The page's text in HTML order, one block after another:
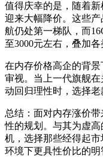
值得庆幸的是，随着
迎来大幅降价。这些
航仍处第一梯队，而
至3000元左右，叠加
在内存价格高企的背
审视。当上一代旗舰
动回归理性时，选择老
总结：面对内存涨价
性的规划。与其为虚
机，选择那些经得起
环境下更具性价比的明